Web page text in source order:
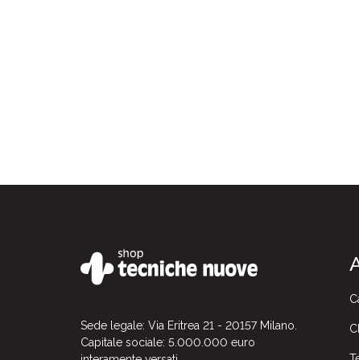
Sede legale: Via Eritrea 21 - 20157 Milano.
Capitale sociale: 5.000.000 euro